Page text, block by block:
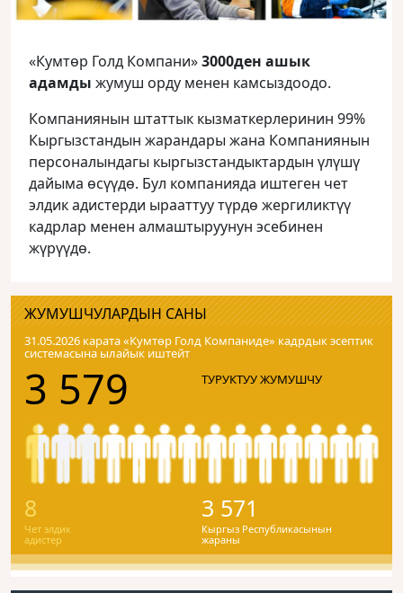
«Кумтөр Голд Компани»3000ден ашык
адамды жумуш орду менен камсыздоодо.
Компаниянын штаттык кызматкерлеринин 99%
Кыргызстандын жарандары жана Компаниянын
персоналындагы кыргызстандыктардын үлүшү
дайыма өсүүдө. Бул компанияда иштеген чет
элдик адистерди ырааттуу түрдө жергиликтүү
кадрлар менен алмаштыруунун эсебинен
жүрүүдө.
ЖУМУШЧУЛАРДЫН САНЫ
31.05.2026 карата «Кумтɵр Голд Компаниде» кадрдык эсептик
системасына ылайык иштейт
3 579 ТУРУКТУУ ЖУМУШЧУ
8
Чет элдик
адистер
3 571
Кыргыз Республикасынын
жараны